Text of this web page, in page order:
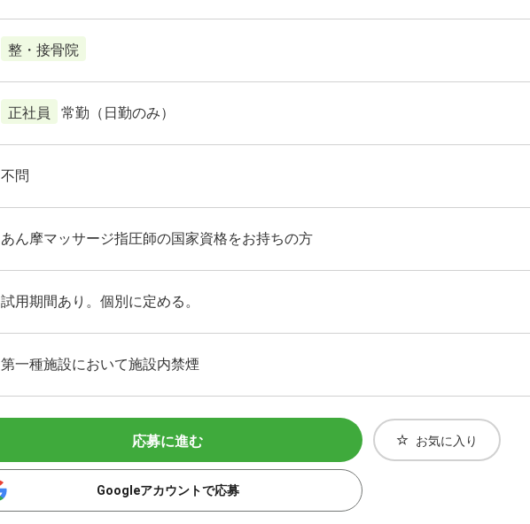
整・接骨院
正社員 常勤（日勤のみ）
不問
あん摩マッサージ指圧師の国家資格をお持ちの方
試用期間あり。個別に定める。
第一種施設において施設内禁煙
応募に進む
Googleアカウントで応募
お気に入り